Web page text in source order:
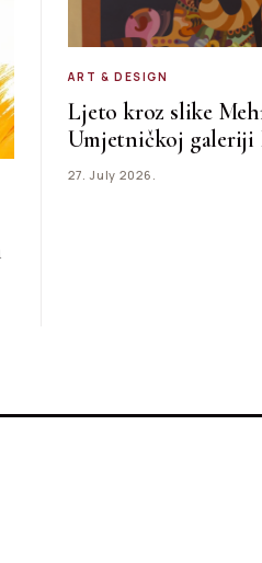
ART & DESIGN
Ljeto kroz slike
Umjetničkoj galeriji
27. July 2026.